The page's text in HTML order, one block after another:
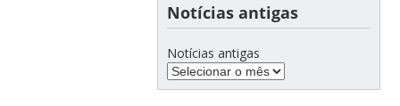
Notícias antigas
Notícias antigas